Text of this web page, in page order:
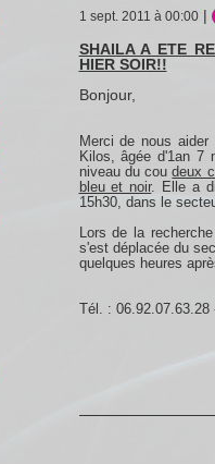
1 sept. 2011 à 00:00|
SHAILA A ETE
HIER SOIR!!
Bonjour,
Merci de nous
Kilos, âgée d'1an
niveau du coudeux
bleu et noir. Elle a
15h30, dans le
Lors de la
s'est déplacée du
quelques heures
Tél. : 06.92.07.63.28